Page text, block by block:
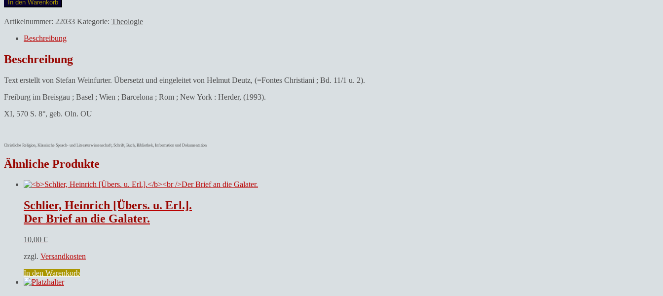
Stefan
[Bearb.]
Helmut
Deutz.Consuetudines
Canonicorum
Rodenses
[lateinisch,
=
des
Klosterrath.
2
Teilbände.
Menge
In den Warenkorb
Artikelnummer: 22033 Kategorie: Theologie
Beschreibung
Beschreibung
Text erstellt von Stefan Weinfurter. Übersetzt und eingeleitet von Helmut Deutz, (=Fontes Christiani ; Bd. 11/1 u. 2).
Freiburg im Breisgau ; Basel ; Wien ; Barcelona ; Rom ; New York : Herder, (1993).
XI, 570 S. 8°, geb. Oln. OU
Christliche Religion, Klassische Sprach- und Literaturwissenschaft, Schrift, Buch, Bibliothek, Information und Dokumentation
Ähnliche Produkte
Schlier, Heinrich [Übers. u. Erl.].
Der Brief an die Galater.
10,00 €
zzgl. Versandkosten
In den Warenkorb